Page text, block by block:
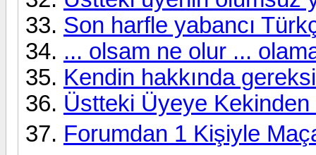
Son harfle yabancı
... olsam ne olur ...
Kendin hakkında
Üstteki Üyeye
Forumdan 1 Kişiyle